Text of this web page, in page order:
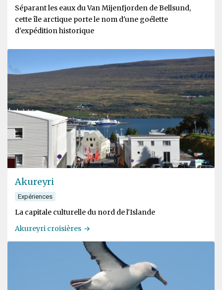
Séparant les eaux du Van Mijenfjorden de Bellsund,
cette île arctique porte le nom d'une goélette
d'expédition historique
Akureyri
Expériences
La capitale culturelle du nord de l'Islande
Akureyri croisières